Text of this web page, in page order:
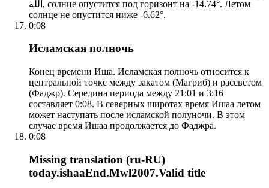
الله, солнце опустится под горизонт на -14.74°. Летом
солнце не опустится ниже -6.62°.
0:08
Исламская полночь
Конец времени Иша. Исламская полночь относится к
центральной точке между закатом (Магриб) и рассветом
(Фаджр). Середина периода между 21:01 и 3:16
составляет 0:08. В северных широтах время Ишаа летом
может наступать после исламской полуночи. В этом
случае время Ишаа продолжается до Фаджра.
0:08
Missing translation (ru-RU)
today.ishaaEnd.Mwl2007.Valid title